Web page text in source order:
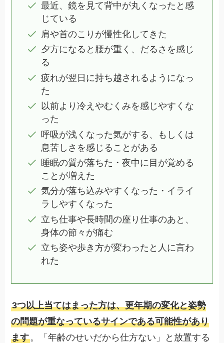
最近、鏡を見て背中が丸くなったと感
じている
肩や首のこりが慢性化してきた
夕方になると腰が重く、だるさを感じ
る
疲れが翌日に持ち越されるようになっ
た
以前より冷えやむくみを感じやすくな
った
呼吸が浅くなった気がする、もしくは
息苦しさを感じることがある
睡眠の質が落ちた・夜中に目が覚める
ことが増えた
気分が落ち込みやすくなった・イライ
ラしやすくなった
立ち仕事や長時間の座り仕事のあと、
身体の節々が痛む
立ち姿や歩き方が変わったと人に言わ
れた
3つ以上当てはまった方は、更年期の変化と姿勢
の問題が重なっているサインである可能性があり
ます。「年齢のせいだから仕方ない」と放置する